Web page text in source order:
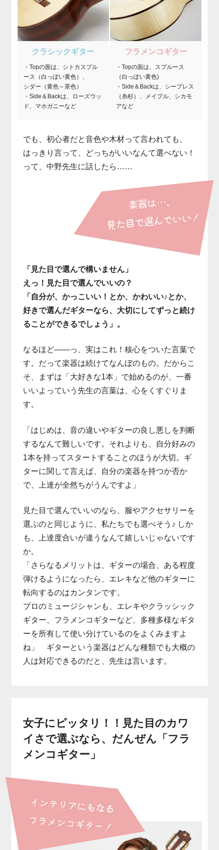
クラシックギター
・Topの面は、シトカスプル
ース（白っぽい黄色）、
シダー（黄色～茶色）
・Side＆Backは、ローズウッ
ド、マホガニーなど
フラメンコギター
・Topの面は、スプルース
（白っぽい黄色)
・Side＆Backは、シープレス
（糸杉）、メイプル、シカモ
アなど
でも、初心者だと音色や木材って言われても、
はっきり言って、どっちがいいなんて選べない！
って、中野先生に話したら……
「見た目で選んで構いません」
えっ！見た目で選んでいいの？
「自分が、かっこいい！とか、かわいい♪とか、
好きで選んだギターなら、大切にしてずっと続け
ることができるでしょう」。
なるほど――っ、実はこれ！核心をついた言葉で
す。だって楽器は続けてなんぼのもの。だからこ
そ、まずは「大好きな1本」で始めるのが、一番
いいよっていう先生の言葉は、心をくすぐりま
す。
「はじめは、音の違いやギターの良し悪しを判断
するなんて難しいです。それよりも、自分好みの
1本を持ってスタートすることのほうが大切。ギ
ターに関して言えば、自分の楽器を持つか否か
で、上達が全然ちがうんですよ」
見た目で選んでいいのなら、服やアクセサリーを
選ぶのと同じように、私たちでも選べそう♪ しか
も、上達度合いが違うなんて嬉しいじゃないです
か。
「さらなるメリットは、ギターの場合、ある程度
弾けるようになったら、エレキなど他のギターに
転向するのはカンタンです。
プロのミュージシャンも、エレキやクラッシック
ギター、フラメンコギターなど、多種多様なギタ
ーを所有して使い分けているのをよくみますよ
ね」 ギターという楽器はどんな種類でも大概の
人は対応できるのだと、先生は言います。
女子にピッタリ！！見た目のカワ
イさで選ぶなら、だんぜん「フラ
メンコギター」